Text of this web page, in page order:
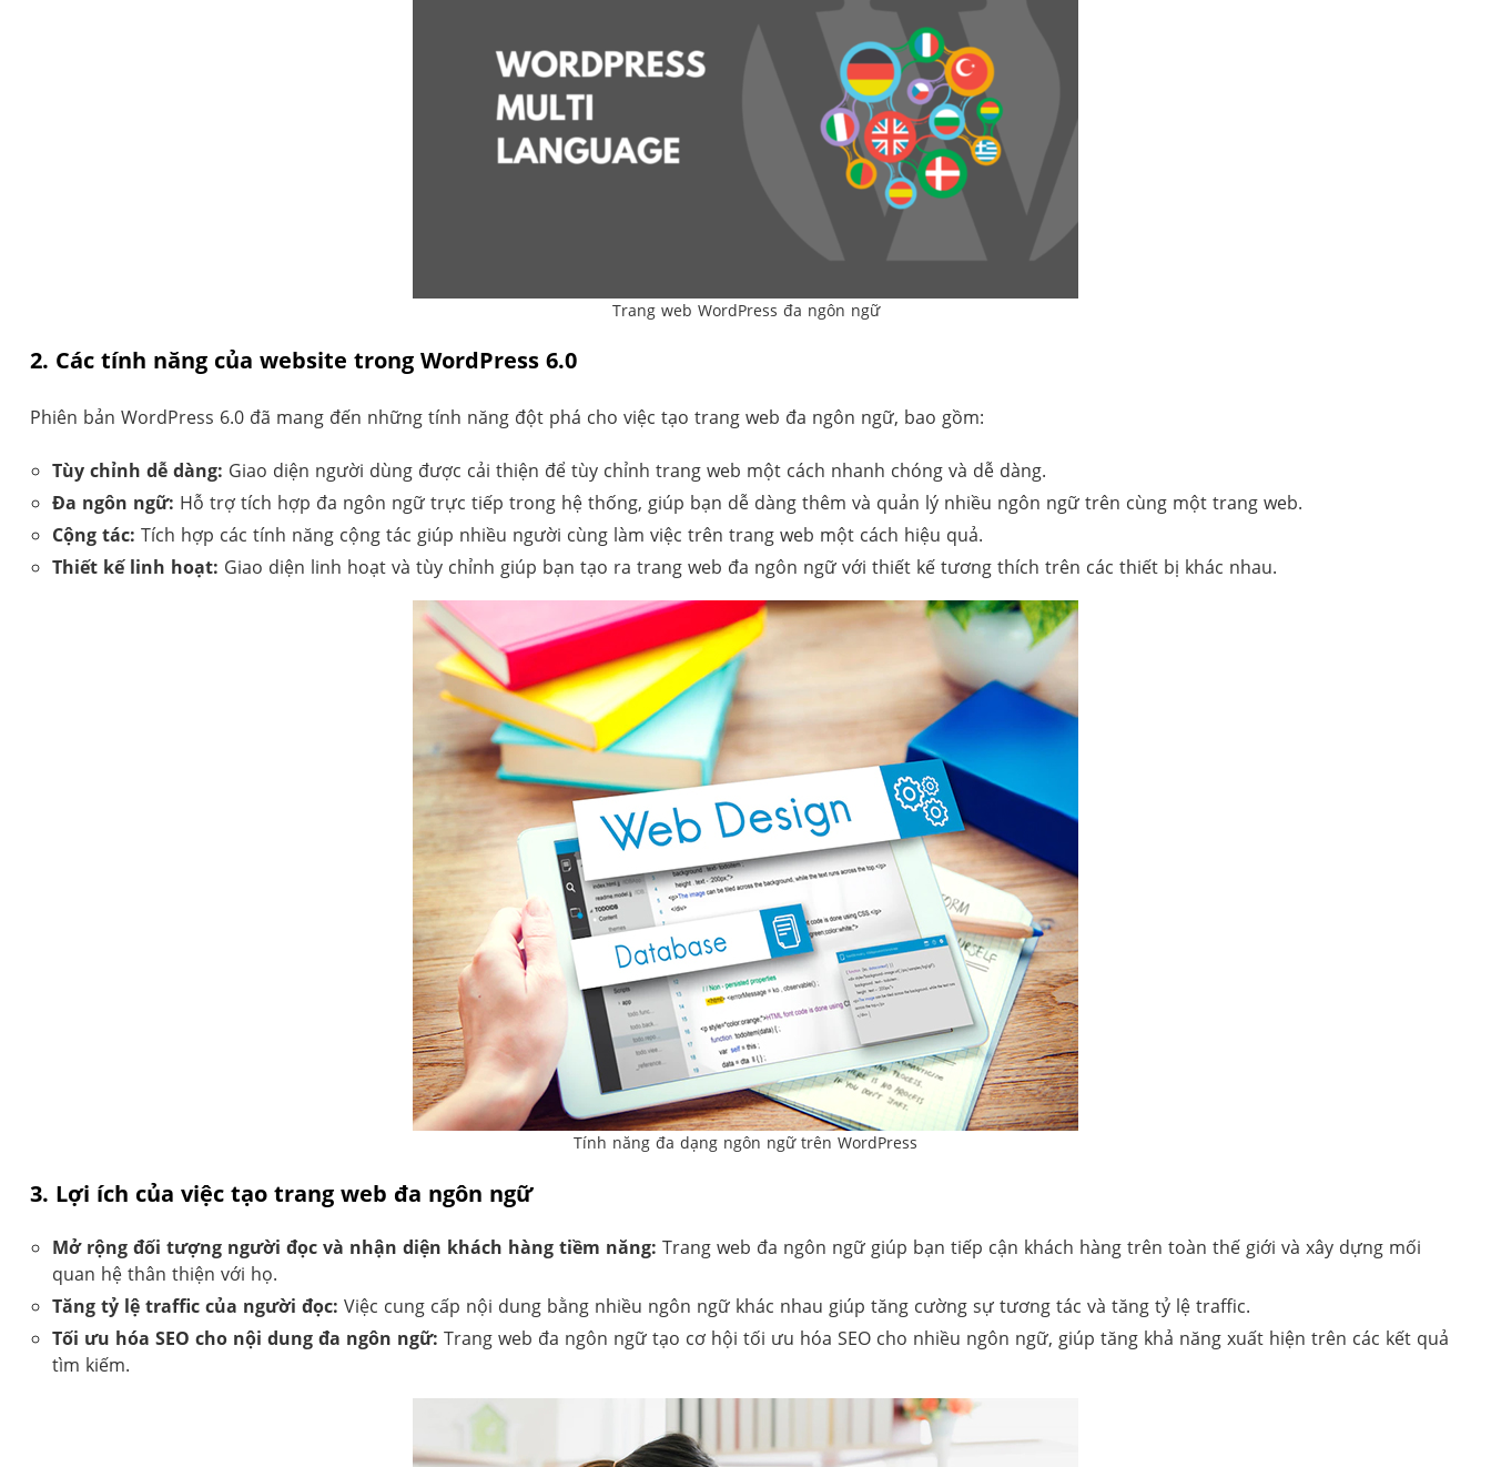
Trang web WordPress đa ngôn ngữ
2. Các tính năng của website trong WordPress 6.0
Phiên bản WordPress 6.0 đã mang đến những tính năng đột phá cho việc tạo trang web đa ngôn ngữ, bao gồm:
Tùy chỉnh dễ dàng: Giao diện người dùng được cải thiện để tùy chỉnh trang web một cách nhanh chóng và dễ dàng.
Đa ngôn ngữ: Hỗ trợ tích hợp đa ngôn ngữ trực tiếp trong hệ thống, giúp bạn dễ dàng thêm và quản lý nhiều ngôn ngữ trên cùng một trang web.
Cộng tác: Tích hợp các tính năng cộng tác giúp nhiều người cùng làm việc trên trang web một cách hiệu quả.
Thiết kế linh hoạt: Giao diện linh hoạt và tùy chỉnh giúp bạn tạo ra trang web đa ngôn ngữ với thiết kế tương thích trên các thiết bị khác nhau.
Tính năng đa dạng ngôn ngữ trên WordPress
3. Lợi ích của việc tạo trang web đa ngôn ngữ
Mở rộng đối tượng người đọc và nhận diện khách hàng tiềm năng: Trang web đa ngôn ngữ giúp bạn tiếp cận khách hàng trên toàn thế giới và xây dựng mối
quan hệ thân thiện với họ.
Tăng tỷ lệ traffic của người đọc: Việc cung cấp nội dung bằng nhiều ngôn ngữ khác nhau giúp tăng cường sự tương tác và tăng tỷ lệ traffic.
Tối ưu hóa SEO cho nội dung đa ngôn ngữ: Trang web đa ngôn ngữ tạo cơ hội tối ưu hóa SEO cho nhiều ngôn ngữ, giúp tăng khả năng xuất hiện trên các kết quả
tìm kiếm.